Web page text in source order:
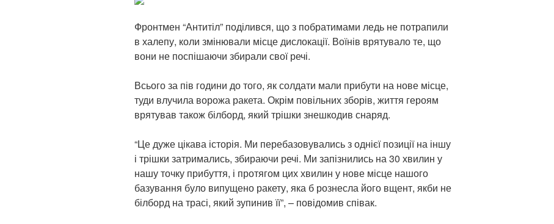
Фронтмен “Антитіл” поділився, що з побратимами ледь не потрапили
в халепу, коли змінювали місце дислокації. Воїнів врятувало те, що
вони не поспішаючи збирали свої речі.
Всього за пів години до того, як солдати мали прибути на нове місце,
туди влучила ворожа ракета. Окрім повільних зборів, життя героям
врятував також білборд, який трішки знешкодив снаряд.
“Це дуже цікава історія. Ми перебазовувались з однієї позиції на іншу
і трішки затримались, збираючи речі. Ми запізнились на 30 хвилин у
нашу точку прибуття, і протягом цих хвилин у нове місце нашого
базування було випущено ракету, яка б рознесла його вщент, якби не
білборд на трасі, який зупинив її”, – повідомив співак.